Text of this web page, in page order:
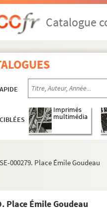
Catalogue
Imprimés
multimédia
000279. Place Émile Goudeau
Place Émile Goudeau
arrondissement
arrondissement